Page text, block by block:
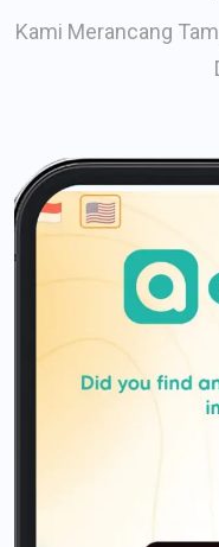
Kami Merancang